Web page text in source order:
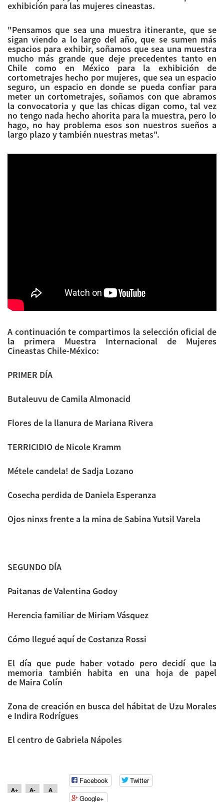
exhibición para las mujeres cineastas.
"Pensamos que sea una muestra itinerante, que se
sigan viendo a lo largo del año, que se sumen más
espacios para exhibir, soñamos que sea una muestra
mucho más grande que deje precedentes tanto en
Chile como en México para la exhibición de
cortometrajes hecho por mujeres, que sea un espacio
seguro, un espacio en donde se pueda confiar para
meter un cortometrajes, soñamos con que abramos
la convocatoria y que las chicas digan como, tal vez
no tengo nada hecho ahorita para la muestra, pero lo
hago, no hay problema esos son nuestros sueños a
largo plazo y también nuestras metas".
A continuación te compartimos la selección oficial de
la primera Muestra Internacional de Mujeres
Cineastas Chile-México:
PRIMER DÍA
Butaleuvu de Camila Almonacid
Flores de la llanura de Mariana Rivera
TERRICIDIO de Nicole Kramm
Métele candela! de Sadja Lozano
Cosecha perdida de Daniela Esperanza
Ojos ninxs frente a la mina de Sabina Yutsil Varela
SEGUNDO DÍA
Paitanas de Valentina Godoy
Herencia familiar de Miriam Vásquez
Cómo llegué aquí de Costanza Rossi
El día que pude haber votado pero decidí que la
memoria también habita en una hoja de papel
de Maira Colín
Zona de creación en busca del hábitat de Uzu Morales
e Indira Rodrígues
El centro de Gabriela Nápoles
A+ A- A
Facebook
Twitter
Google+